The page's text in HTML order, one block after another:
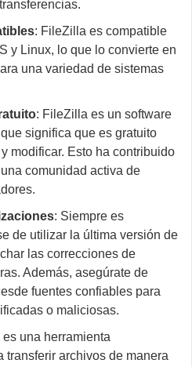
: FileZilla es compatible
y Linux, lo que lo convierte en
una variedad de sistemas
: FileZilla es un software
significa que es gratuito
modificar. Esto ha contribuido
comunidad activa de
: Siempre es
de utilizar la última versión de
las correcciones de
Además, asegúrate de
fuentes confiables para
o maliciosas.
una herramienta
transferir archivos de manera